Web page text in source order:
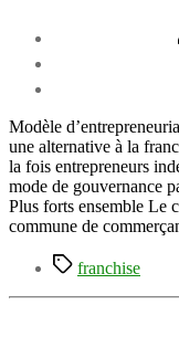
Modèle
une alternative à la
la fois entrepreneurs
mode de gouvernance
Plus forts ensemble Le
commune de
Étiquettes
franchise